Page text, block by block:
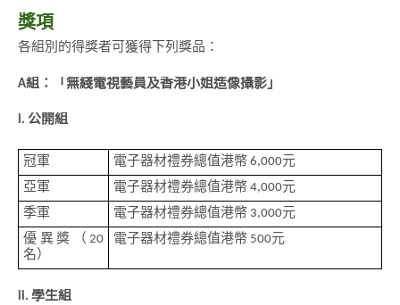
獎項
各組別的得獎者可獲得下列獎品：
A組：「無綫電視藝員及香港小姐造像攝影」
i. 公開組
冠軍
電子器材禮券總值港幣 6,000元
亞軍
電子器材禮券總值港幣 4,000元
季軍
電子器材禮券總值港幣 3,000元
優異獎（20
名）
電子器材禮券總值港幣 500元
ii. 學生組